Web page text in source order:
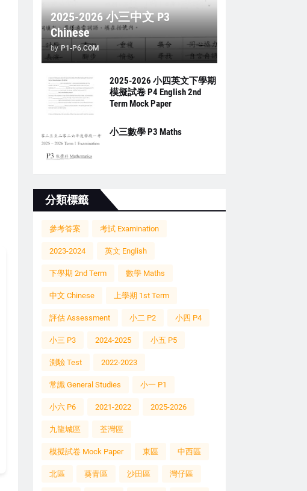
2025-2026 小三中文 P3
Chinese
by P1-P6.COM
2025-2026 小四英文下學期
模擬試卷 P4 English 2nd
Term Mock Paper
小三數學 P3 Maths
分類標籤
參考答案 考試 Examination
2023-2024 英文 English
下學期 2nd Term 數學 Maths
中文 Chinese 上學期 1st Term
評估 Assessment 小二 P2 小四 P4
小三 P3 2024-2025 小五 P5
測驗 Test 2022-2023
常識 General Studies 小一 P1
小六 P6 2021-2022 2025-2026
九龍城區 荃灣區
模擬試卷 Mock Paper 東區 中西區
北區 葵青區 沙田區 灣仔區